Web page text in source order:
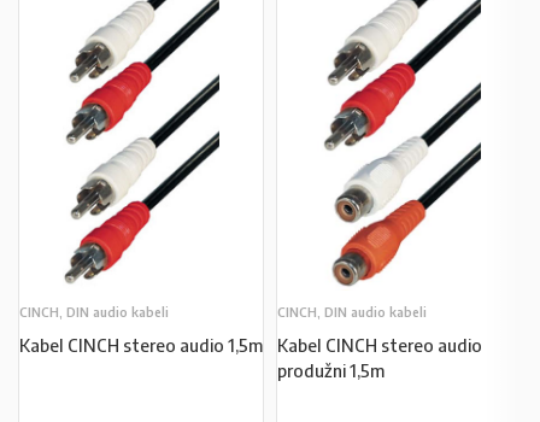
CINCH, DIN audio kabeli
Kabel CINCH stereo audio 1,5m
CINCH, DIN audio kabeli
Kabel CINCH stereo audio
produžni 1,5m